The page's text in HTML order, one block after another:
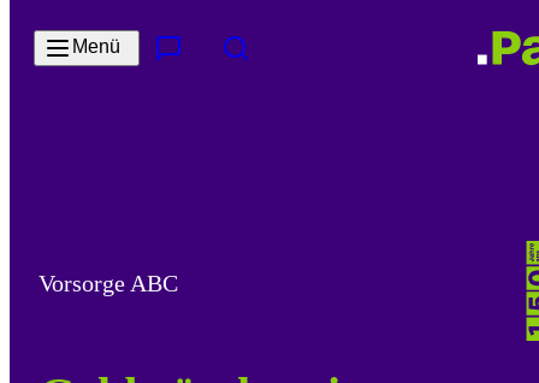
Menü
Vorsorge ABC